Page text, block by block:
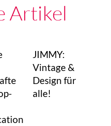
Artikel
JIMMY:
Vintage &
Design für
alle!